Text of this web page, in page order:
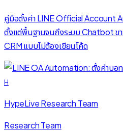
คู่มือตั้งค่า LINE Official Account
ตั้งแต่พื้นฐานจนถึงระบบ Chatbot ข
CRM แบบไม่ต้องเขียนโค้ด
H
HypeLive Research Team
Research Team